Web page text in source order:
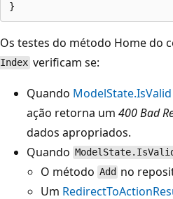
Os testes do método Home do
Index verificam se:
Quando ModelState.IsValid
ação retorna um 400 Bad
dados apropriados.
Quando
O método Add no
Um